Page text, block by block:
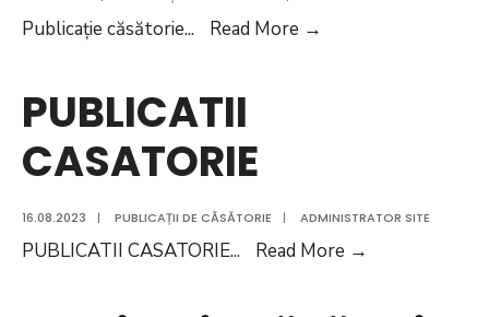
Publicație căsătorie... Read More →
PUBLICATII
CASATORIE
16.08.2023 | PUBLICAȚII DE CĂSĂTORIE | ADMINISTRATOR SITE
PUBLICATII CASATORIE... Read More →